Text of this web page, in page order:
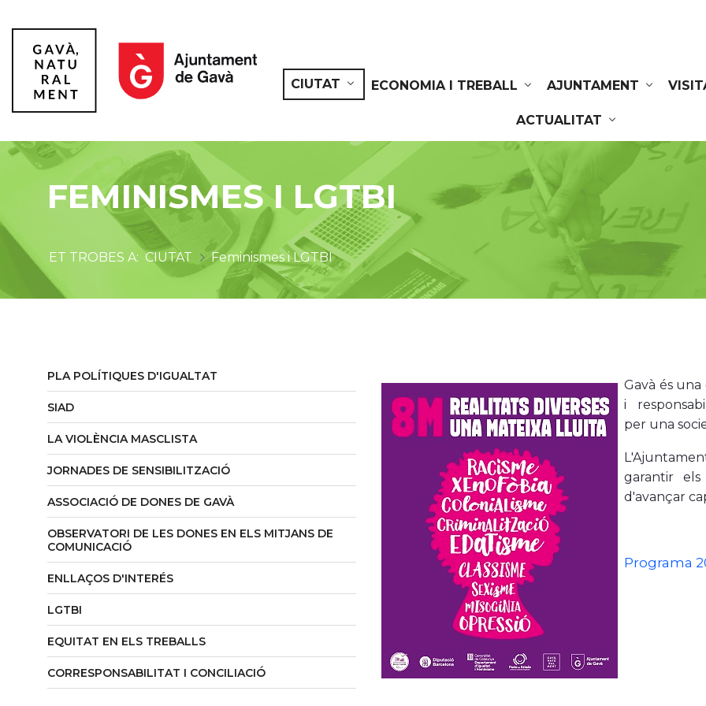
CIUTAT
ECONOMIA I TREBALL AJUNTAMENT
ACTUALITAT
Gavà
FEMINISMES I LGTBI
CIUTAT Feminismes i LGTBI
PLA POLÍTIQUES D'IGUALTAT
SIAD
LA VIOLÈNCIA MASCLISTA
JORNADES DE SENSIBILITZACIÓ
ASSOCIACIÓ DE DONES DE GAVÀ
OBSERVATORI DE LES DONES EN ELS MITJANS DE
COMUNICACIÓ
ENLLAÇOS D'INTERÉS
LGTBI
EQUITAT EN ELS TREBALLS
CORRESPONSABILITAT I CONCILIACIÓ
Gavà és
i
per una
garantir
d'avançar
Programa